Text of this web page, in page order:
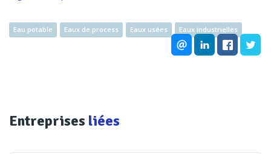
Eau potable Eaux de process Eaux usées Eaux industrielles
Entreprises liées